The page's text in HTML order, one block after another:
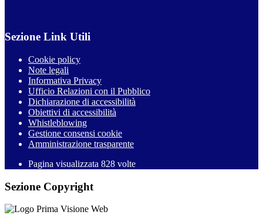
Sezione Link Utili
Cookie policy
Note legali
Informativa Privacy
Ufficio Relazioni con il Pubblico
Dichiarazione di accessibilità
Obiettivi di accessibilità
Whistleblowing
Gestione consensi cookie
Amministrazione trasparente
Pagina visualizzata 828 volte
Sezione Copyright